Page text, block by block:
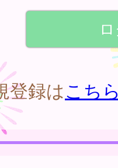
登録はこちら